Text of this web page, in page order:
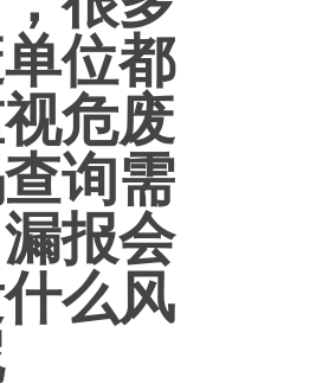
位都
危废
询需
报会
么风